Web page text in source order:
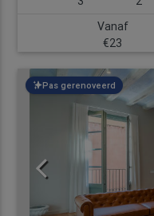
Vanaf
€23
Pas gerenoveerd